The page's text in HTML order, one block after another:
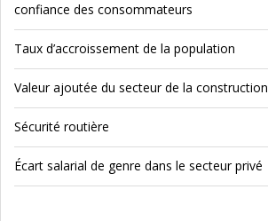
confiance des consommateurs
Taux d’accroissement de la population
Valeur ajoutée du secteur de la construction
Sécurité routière
Écart salarial de genre dans le secteur privé